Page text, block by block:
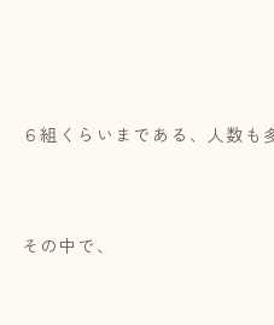
６組くらいまである、人数も
その中で、